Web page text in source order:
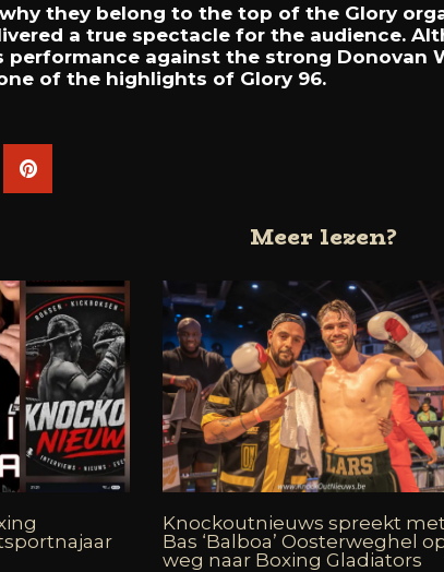
they belong to the top of the Glory
a true spectacle for the audience.
performance against the strong Donovan
of the highlights of Glory 96.
Meer lezen?
Knockoutnieuws spreekt met
Bas ‘Balboa’ Oosterweghel
weg naar Boxing Gladiators